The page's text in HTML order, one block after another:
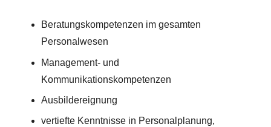
Beratungskompetenzen im gesamten
Personalwesen
Management- und
Kommunikationskompetenzen
Ausbildereignung
vertiefte Kenntnisse in Personalplanung,